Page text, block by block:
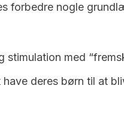
forbedre nogle
med
have deres børn til at